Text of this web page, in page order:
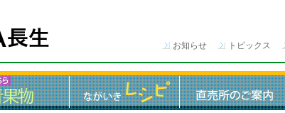
お知らせ トピックス